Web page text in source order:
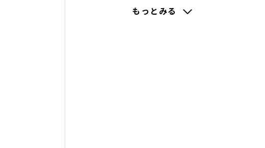
2022(10)もっとみる